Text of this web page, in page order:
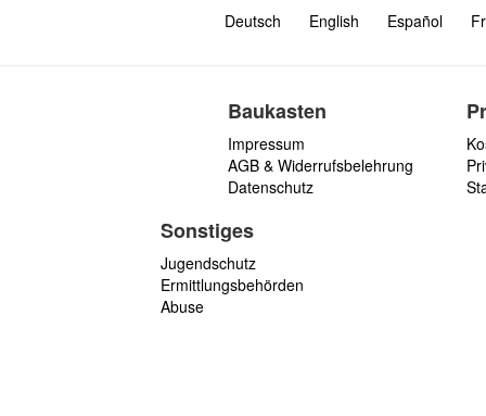
Deutsch English Español
Baukasten
Impressum
AGB & Widerrufsbelehrung
Datenschutz
Sonstiges
Jugendschutz
Ermittlungsbehörden
Abuse